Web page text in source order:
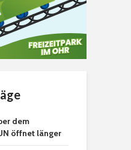
dem
öffnet länger